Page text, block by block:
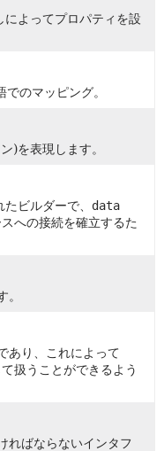
によってプロパティを設
のマッピング。
)を表現します。
ビルダーで、 data
への接続を確立するた
あり、これによって
扱うことができるよう
ればならないインタフ